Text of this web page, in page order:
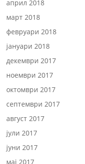
април 2018
март 2018
февруари 2018
јануари 2018
декември 2017
ноември 2017
октомври 2017
септември 2017
август 2017
јули 2017
јуни 2017
мај 2017